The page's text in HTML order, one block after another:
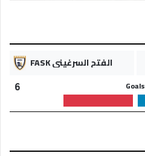
الفتح السرغيني FASK
Goals
6